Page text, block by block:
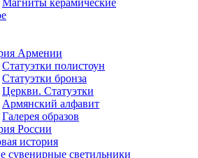
Магниты керамические
Армении
Статуэтки полистоун
Статуэтки бронза
Церкви. Статуэтки
Армянский алфавит
Галерея образов
России
история
сувенирные светильники